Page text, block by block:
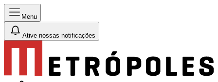
Menu
Ative nossas notificações